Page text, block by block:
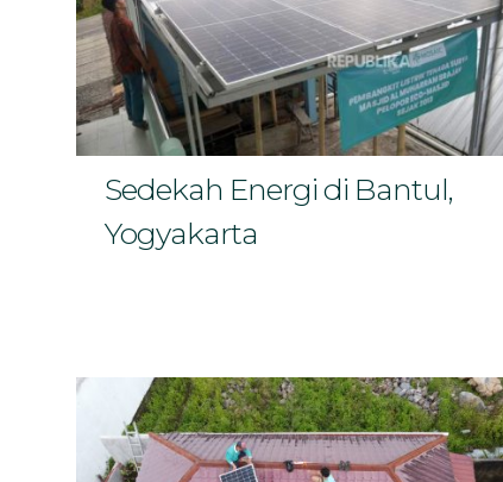
Sedekah Energi di Bantul,
Yogyakarta